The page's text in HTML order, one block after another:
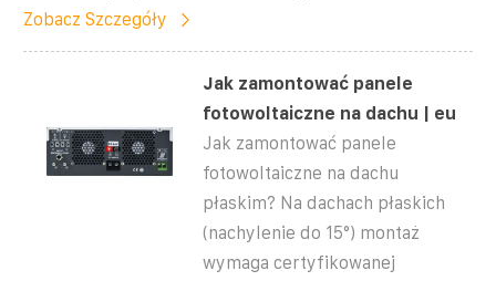
Zobacz Szczegóły
Jak zamontować panele
fotowoltaiczne na dachu | eu
Jak zamontować panele
fotowoltaiczne na dachu
płaskim? Na dachach płaskich
(nachylenie do 15°) montaż
wymaga certyfikowanej